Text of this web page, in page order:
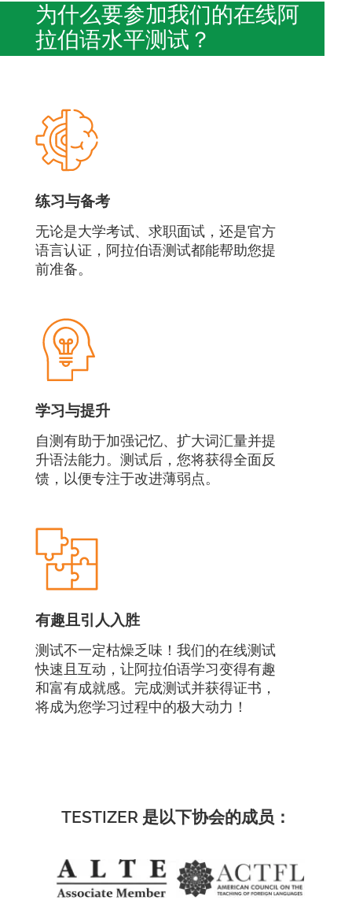
为什么要参加我们的在线阿
拉伯语水平测试？
练习与备考
无论是大学考试、求职面试，还是官方
语言认证，阿拉伯语测试都能帮助您提
前准备。
学习与提升
自测有助于加强记忆、扩大词汇量并提
升语法能力。测试后，您将获得全面反
馈，以便专注于改进薄弱点。
有趣且引人入胜
测试不一定枯燥乏味！我们的在线测试
快速且互动，让阿拉伯语学习变得有趣
和富有成就感。完成测试并获得证书，
将成为您学习过程中的极大动力！
TESTIZER 是以下协会的成员：